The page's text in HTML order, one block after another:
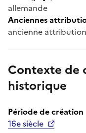
allemande
Anciennes
ancienne attribution
Contexte de
historique
Période de création
16e siècle